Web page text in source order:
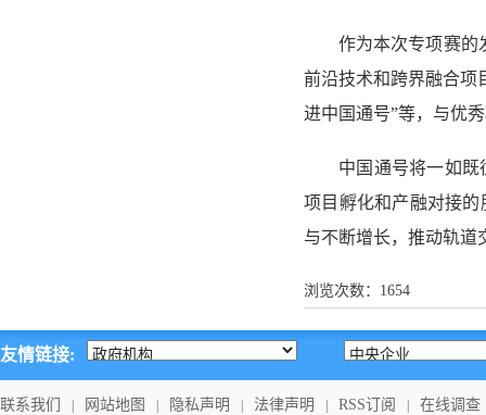
作为本次专项赛的
前沿技术和跨界融合项
进中国通号”等，与优
中国通号将一如
项目孵化和产融对接
与不断增长，推动轨道
浏览次数： 1654
友情链接:
联系我们 网站地图 隐私声明 法律声明 RSS订阅 在线调查